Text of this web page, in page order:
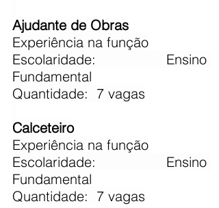
Ajudante de Obras
​Experiência na função
Escolaridade: Ensino
Fundamental
Quantidade:  7 vagas
Calceteiro
​Experiência na função
Escolaridade: Ensino
Fundamental
Quantidade:  7 vagas